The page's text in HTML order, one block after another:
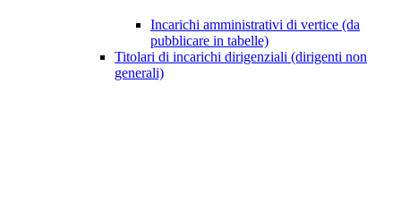
Incarichi amministrativi di vertice (da
pubblicare in tabelle)
Titolari di incarichi dirigenziali (dirigenti non
generali)